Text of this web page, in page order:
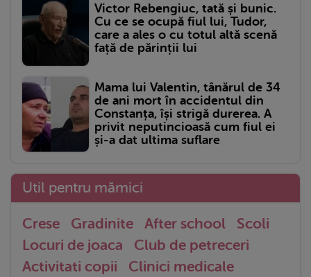
Victor Rebengiuc, tată și bunic.
Cu ce se ocupă fiul lui, Tudor,
care a ales o cu totul altă scenă
față de părinții lui
Mama lui Valentin, tânărul de 34
de ani mort în accidentul din
Constanța, își strigă durerea. A
privit neputincioasă cum fiul ei
și-a dat ultima suflare
Util pentru mămici
Crese Gradinite After school
Scoli
Locuri de joaca
Club de petreceri
Activitati copii
Clinici medicale